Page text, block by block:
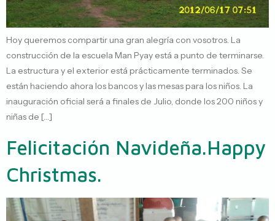
Hoy queremos compartir una gran alegría con vosotros. La
construcción de la escuela Man Pyay está a punto de terminarse.
La estructura y el exterior está prácticamente terminados. Se
están haciendo ahora los bancos y las mesas para los niños. La
inauguración oficial será a finales de Julio, donde los 200 niños y
niñas de […]
Felicitación Navideña.Happy
Christmas.